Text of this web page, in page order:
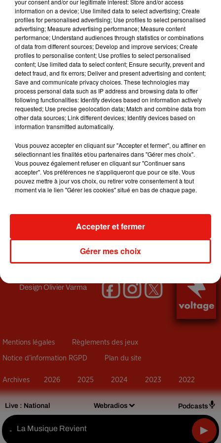
Live : National Webradios Podcasts
- La Musique Revient
Afficher l'élément
Musique
album après sa tournée mondiale
collaboration
DesignOlivier Varma
Mentions légales Règlements des jeux
Notice d’information RGPD Plan du site
Archives 2026 2025 2024 2023 2022
information on a device; Use limited data to select advertising; Create
profiles for personalised advertising; Use profiles to select personalised
advertising; Measure advertising performance; Measure content
performance; Understand audiences through statistics or combinations
of data from different sources; Develop and improve services; Create
profiles to personalise content; Use profiles to select personalised
content; Use limited data to select content; Ensure security, prevent and
detect fraud, and fix errors; Deliver and present advertising and content;
Save and communicate privacy choices. These technologies may
process personal data such as IP address and browsing data to offer
following functionalities: Identify devices based on information actively
requested; Use precise geolocation data; Match and combine data from
other data sources; Link different devices; Identify devices based on
information transmitted automatically.
Vous pouvez accepter en cliquant sur "Accepter et fermer", ou affiner en
sélectionnant les finalités et/ou partenaires dans "Gérer mes choix".
Vous pouvez également refuser en cliquant sur "Continuer sans
accepter". Vos préférences ne s'appliqueront que pour ce site. Vous
pouvez mettre à jour vos choix, ou retirer votre consentement à tout
moment via le lien "Gérer les cookies" situé en bas de chaque page.
Gérer mes choix
Accepter et fermer